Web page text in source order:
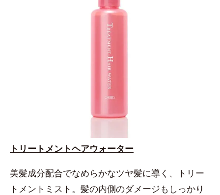
トリートメントヘアウォーター
美髪成分配合でなめらかなツヤ髪に導く、トリー
トメントミスト。髪の内側のダメージもしっかり